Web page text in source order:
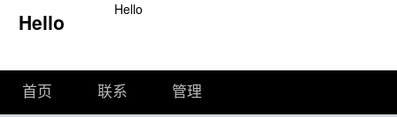
Hello Hello
首页 联系 管理